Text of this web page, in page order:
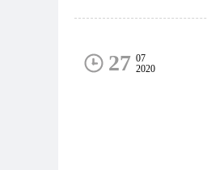
27 07
2020